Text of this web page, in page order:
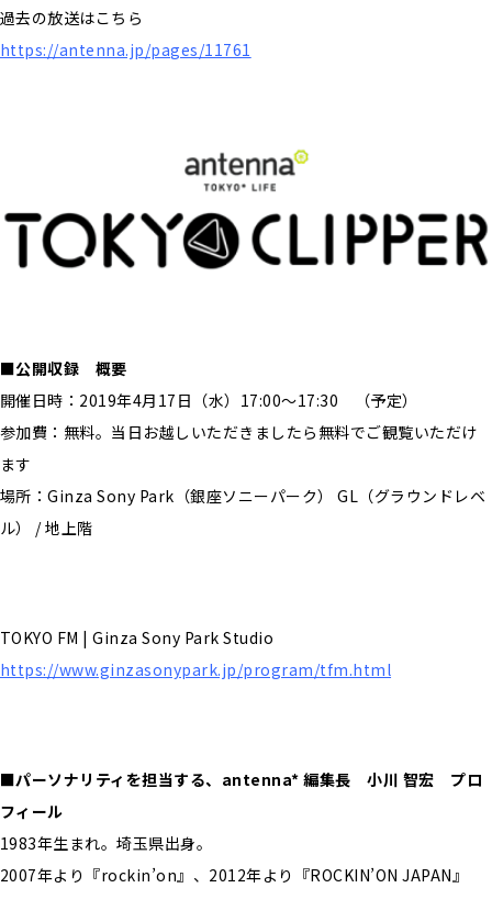
過去の放送はこちら
https://antenna.jp/pages/11761
■公開収録 概要
開催日時：2019年4月17日（水）17:00〜17:30 （予定）
参加費：無料。当日お越しいただきましたら無料でご観覧いただけ
ます
場所：Ginza Sony Park（銀座ソニーパーク） GL（グラウンドレベ
ル） / 地上階
TOKYO FM | Ginza Sony Park Studio
https://www.ginzasonypark.jp/program/tfm.html
■パーソナリティを担当する、antenna* 編集長 小川 智宏 プロ
フィール
1983年生まれ。埼玉県出身。
2007年より『rockin’on』、2012年より『ROCKIN’ON JAPAN』